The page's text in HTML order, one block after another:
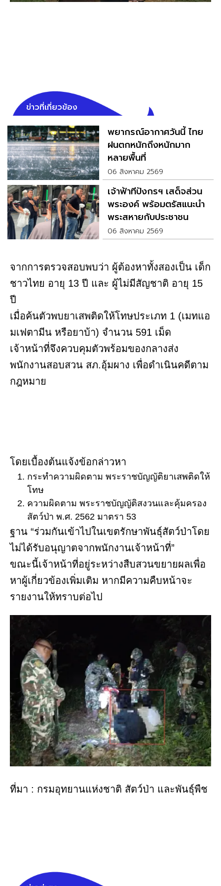
ข่าวที่เกี่ยวข้อง
พยากรณ์อากาศวันนี้ ไทย
ฝนตกหนักถึงหนักมาก
หลายพื้นที่
06 สิงหาคม 2569
เจ้าฟ้าทีปังกรฯ เสด็จส่วน
พระองค์ พร้อมตรัสแนะนำ
พระสหายกับประชาชน
06 สิงหาคม 2569
จากการตรวจสอบพบว่า ผู้ต้องหาทั้งสองเป็น เด็ก
ชาวไทย อายุ 13 ปี และ ผู้ไม่มีสัญชาติ อายุ 15
ปี
เมื่อค้นตัวพบยาเสพติดให้โทษประเภท 1 (เมทแอ
มเฟตามีน หรือยาบ้า) จำนวน 591 เม็ด
เจ้าหน้าที่จึงควบคุมตัวพร้อมของกลางส่ง
พนักงานสอบสวน สภ.อุ้มผาง เพื่อดำเนินคดีตาม
กฎหมาย
โดยเบื้องต้นแจ้งข้อกล่าวหา
กระทำความผิดตาม พระราชบัญญัติยาเสพติดให้
โทษ
ความผิดตาม พระราชบัญญัติสงวนและคุ้มครอง
สัตว์ป่า พ.ศ. 2562 มาตรา 53
ฐาน “ร่วมกันเข้าไปในเขตรักษาพันธุ์สัตว์ป่าโดย
ไม่ได้รับอนุญาตจากพนักงานเจ้าหน้าที่”
ขณะนี้เจ้าหน้าที่อยู่ระหว่างสืบสวนขยายผลเพื่อ
หาผู้เกี่ยวข้องเพิ่มเติม หากมีความคืบหน้าจะ
รายงานให้ทราบต่อไป
ที่มา : กรมอุทยานแห่งชาติ สัตว์ป่า และพันธุ์พืช